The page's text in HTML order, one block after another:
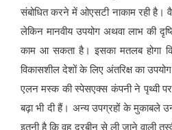
संबोधित करने में ओएसटी नाकाम रही है।
लेकिन मानवीय उपयोग अथवा लाभ की
काम आ सकता है। इसका मतलब होगा
विकासशील देशों के लिए अंतरिक्ष का
एलन मस्क की स्पेसएक्स कंपनी ने पृथ्वी
बढ़ा भी दी हैं। अन्य उपग्रहों के मुकाबले
इतनी है कि वह दूरबीन से ली जाने वाली